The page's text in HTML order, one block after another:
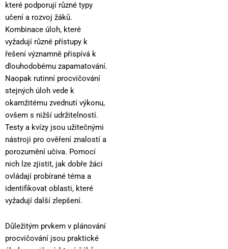
které podporují různé typy
učení a rozvoj žáků.
Kombinace úloh, které
vyžadují různé přístupy k
řešení významně přispívá k
dlouhodobému zapamatování.
Naopak rutinní procvičování
stejných úloh vede k
okamžitému zvednutí výkonu,
ovšem s nižší udržitelností.
Testy a kvízy jsou užitečnými
nástroji pro ověření znalostí a
porozumění učiva. Pomocí
nich lze zjistit, jak dobře žáci
ovládají probírané téma a
identifikovat oblasti, které
vyžadují další zlepšení.
Důležitým prvkem v plánování
procvičování jsou praktické